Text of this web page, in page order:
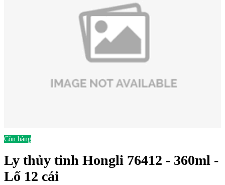
Còn hàng
Ly thủy tinh Hongli 76412 - 360ml -
Lố 12 cái